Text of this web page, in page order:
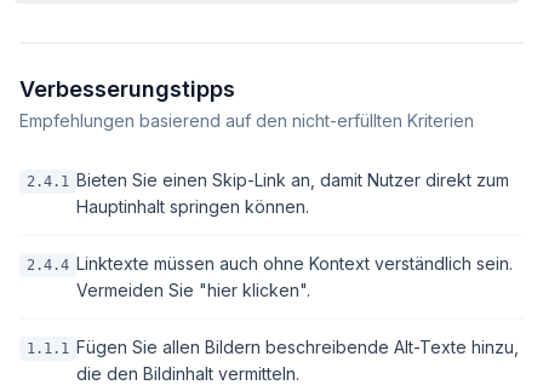
Verbesserungstipps
Empfehlungen basierend auf den nicht-erfüllten Kriterien
2.4.1 Bieten Sie einen Skip-Link an, damit Nutzer direkt zum
Hauptinhalt springen können.
2.4.4 Linktexte müssen auch ohne Kontext verständlich sein.
Vermeiden Sie "hier klicken".
1.1.1 Fügen Sie allen Bildern beschreibende Alt-Texte hinzu,
die den Bildinhalt vermitteln.